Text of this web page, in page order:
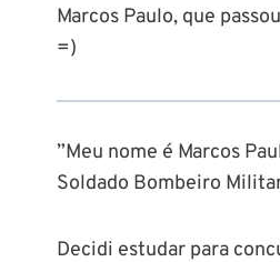
Marcos Paulo, que
=)
”Meu nome é Marcos
Soldado Bombeiro
Decidi estudar para